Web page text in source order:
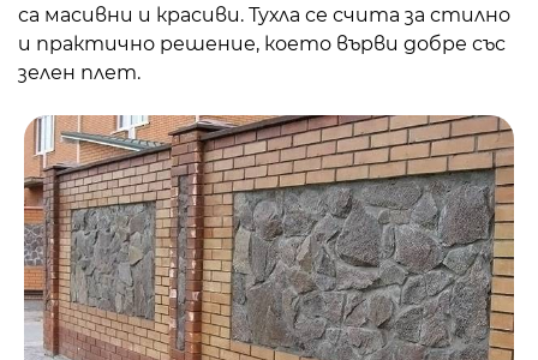
са масивни и красиви. Тухла се счита за стилно
и практично решение, което върви добре със
зелен плет.